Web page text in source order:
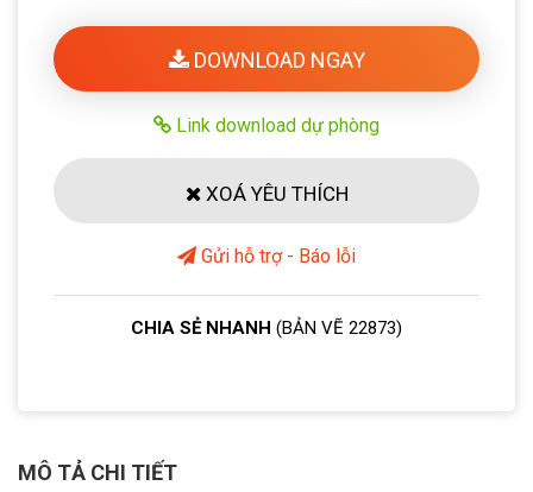
DOWNLOAD NGAY
Link download dự phòng
XOÁ YÊU THÍCH
Gửi hỗ trợ - Báo lỗi
CHIA SẺ NHANH (BẢN VẼ 22873)
MÔ TẢ CHI TIẾT